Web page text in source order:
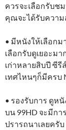
ควรจะเลือกรับช
คุณจะได้รับควา
• มีหนังให้เลือกม
เลือกรับดูเยอะม
เก่าหลายสิบปี ซีรี
เทศไหนๆก็มีครบ
• รองรับการ ดูห
บน 99HD จะมีก
ปรารถนาเลยครั